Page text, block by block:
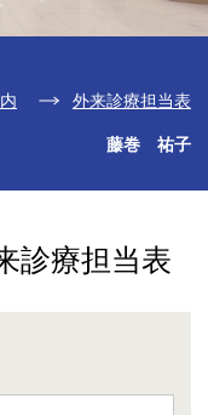
外来診療担当表
藤巻 祐子
診療担当表